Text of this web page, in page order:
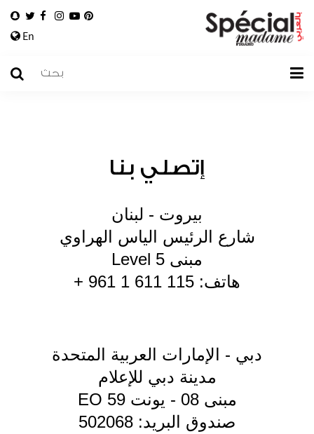
En
إتصلي بنا
بيروت - لبنان
شارع الرئيس الياس الهراوي
مبنى Level 5
هاتف: 115 611 1 961 +
دبي - الإمارات العربية المتحدة
مدينة دبي للإعلام
مبنى 08 - يونت EO 59
صندوق البريد: 502068